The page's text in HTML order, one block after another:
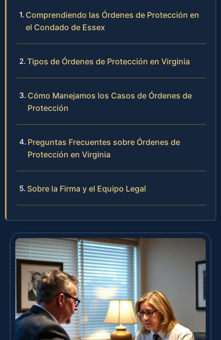
Comprendiendo las Órdenes de Protección en
el Condado de Essex
Tipos de Órdenes de Protección en Virginia
Cómo Manejamos los Casos de Órdenes de
Protección
Preguntas Frecuentes sobre Órdenes de
Protección en Virginia
Sobre la Firma y el Equipo Legal